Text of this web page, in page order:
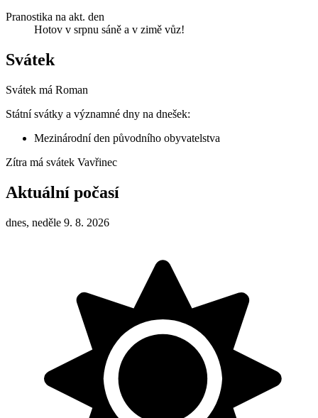
Pranostika na akt. den
Hotov v srpnu sáně a v zimě vůz!
Svátek
Svátek má Roman
Státní svátky a významné dny na dnešek:
Mezinárodní den původního obyvatelstva
Zítra má svátek Vavřinec
Aktuální počasí
dnes, neděle 9. 8. 2026